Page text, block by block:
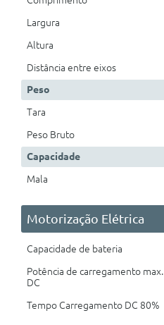
Largura
Altura
Distância entre eixos
Peso
Tara
Peso Bruto
Capacidade
Mala
Motorização Elétrica
Capacidade de bateria
Potência de carregamento max.
DC
Tempo Carregamento DC 80%